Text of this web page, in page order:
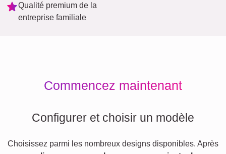
Qualité premium de la
entreprise familiale
Commencez maintenant
Configurer et choisir un modèle
Choisissez parmi les nombreux designs disponibles. Après